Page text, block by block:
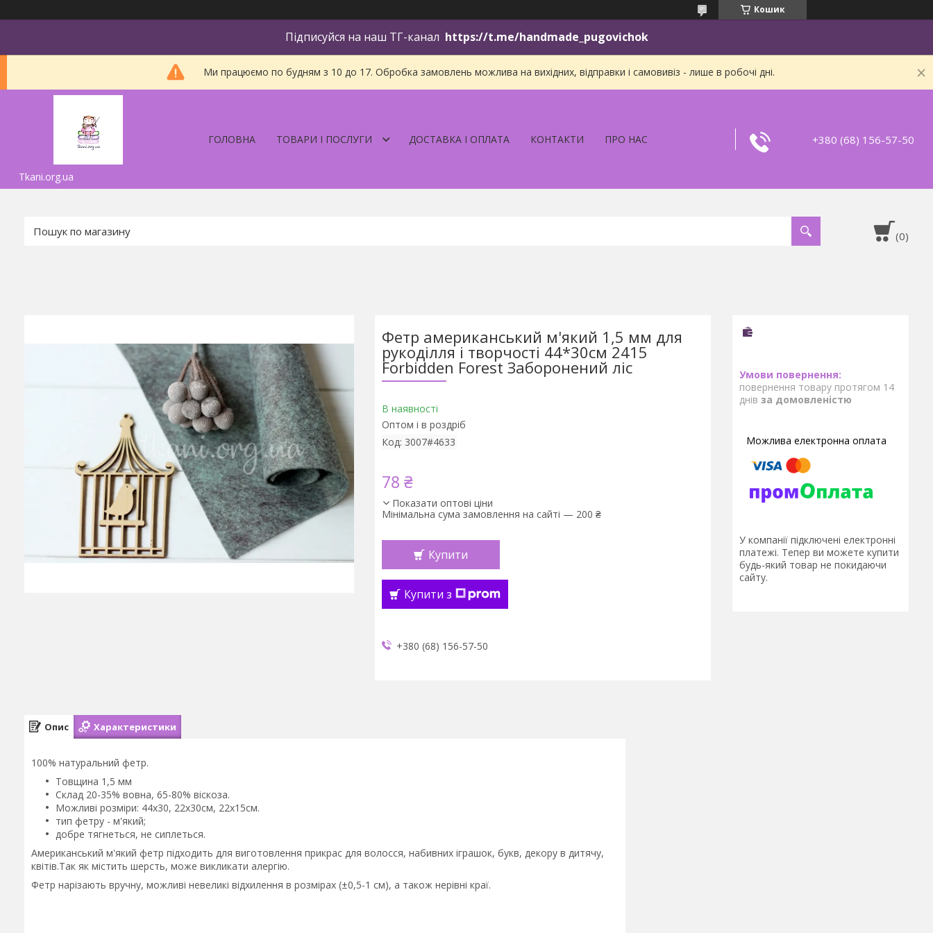
Кошик
Підписуйся на наш ТГ-канал https://t.me/handmade_pugovichok
Ми працюємо по будням з 10 до 17. Обробка замовлень можлива на вихідних, відправки і самовивіз - лише в робочі дні.
Tkani.org.ua
ГОЛОВНА ТОВАРИ І ПОСЛУГИ ДОСТАВКА І ОПЛАТА КОНТАКТИ ПРО НАС +380 (68) 156-57-50
Фетр американський м'який 1,5 мм для
рукоділля і творчості 44*30см 2415
Forbidden Forest Заборонений ліс
В наявності
Оптом і в роздріб
Код: 3007#4633
78 ₴
Показати оптові ціни
Мінімальна сума замовлення на сайті — 200 ₴
Купити
Купити з
+380 (68) 156-57-50
повернення товару протягом 14
днів за домовленістю
У компанії підключені електронні
платежі. Тепер ви можете купити
будь-який товар не покидаючи
сайту.
Опис Характеристики
100% натуральний фетр.
Товщина 1,5 мм
Склад 20-35% вовна, 65-80% віскоза.
Можливі розміри: 44х30, 22х30см, 22х15см.
тип фетру - м'який;
добре тягнеться, не сиплеться.
Американський м'який фетр підходить для виготовлення прикрас для волосся, набивних іграшок, букв, декору в дитячу,
квітів.Так як містить шерсть, може викликати алергію.
Фетр нарізають вручну, можливі невеликі відхилення в розмірах (±0,5-1 см), а також нерівні краї.